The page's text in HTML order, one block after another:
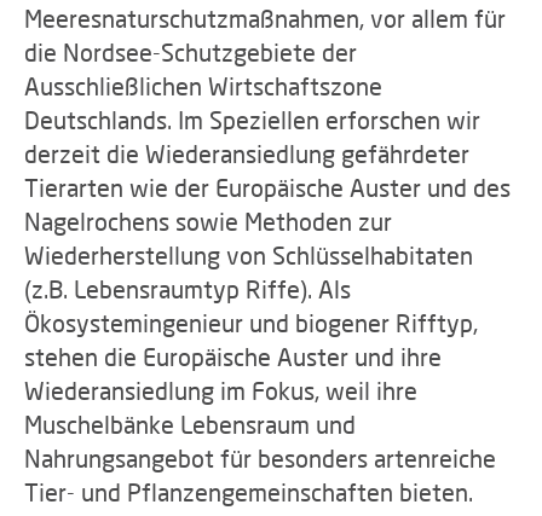
Meeresnaturschutzmaßnahmen, vor allem für
die Nordsee-Schutzgebiete der
Ausschließlichen Wirtschaftszone
Deutschlands. Im Speziellen erforschen wir
derzeit die Wiederansiedlung gefährdeter
Tierarten wie der Europäische Auster und des
Nagelrochens sowie Methoden zur
Wiederherstellung von Schlüsselhabitaten
(z.B. Lebensraumtyp Riffe). Als
Ökosystemingenieur und biogener Rifftyp,
stehen die Europäische Auster und ihre
Wiederansiedlung im Fokus, weil ihre
Muschelbänke Lebensraum und
Nahrungsangebot für besonders artenreiche
Tier- und Pflanzengemeinschaften bieten.